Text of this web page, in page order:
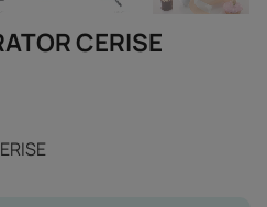
CERISE